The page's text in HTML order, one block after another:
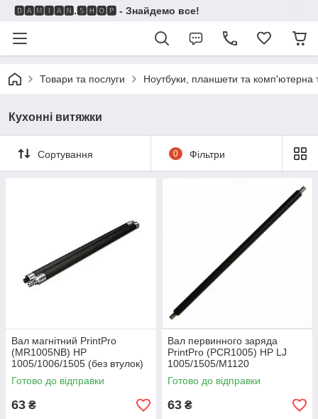
🅳🅰🅼🅸🅰🅽.🆂🅷🅾🅿 - Знайдемо все!
Товари та послуги Ноутбуки, планшети та комп'ютерна
Кухонні витяжки
Сортування 0 Фільтри
Вал магнiтний PrintPro
(MR1005NB) HP
1005/1006/1505 (без втулок)
Готово до відправки
63 ₴
Вал первинного заряда
PrintPro (PCR1005) HP LJ
1005/1505/M1120
Готово до відправки
63 ₴